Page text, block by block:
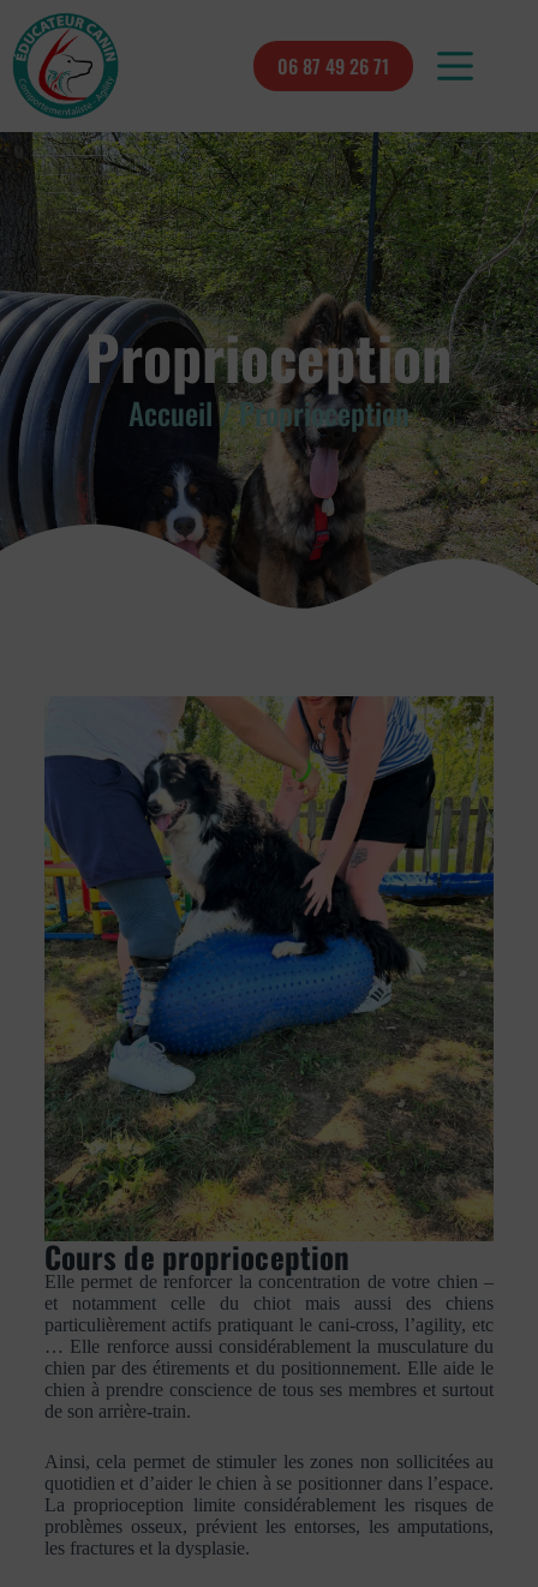
06 87 49 26 71
Proprioception
Accueil / Proprioception
Cours de proprioception
Elle permet de renforcer la concentration de votre chien –
et notamment celle du chiot mais aussi des chiens
particulièrement actifs pratiquant le cani-cross, l’agility, etc
… Elle renforce aussi considérablement la musculature du
chien par des étirements et du positionnement. Elle aide le
chien à prendre conscience de tous ses membres et surtout
de son arrière-train.
Ainsi, cela permet de stimuler les zones non sollicitées au
quotidien et d’aider le chien à se positionner dans l’espace.
La proprioception limite considérablement les risques de
problèmes osseux, prévient les entorses, les amputations,
les fractures et la dysplasie.